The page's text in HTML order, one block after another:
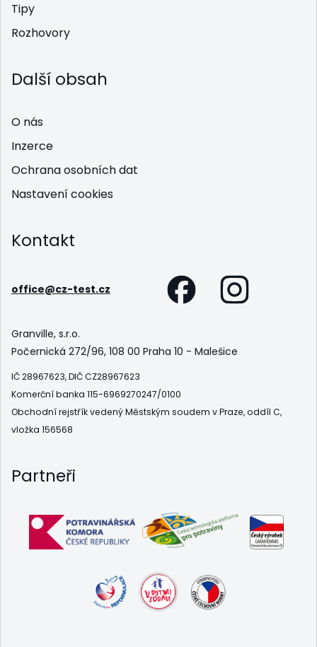
Tipy
Rozhovory
Další obsah
O nás
Inzerce
Ochrana osobních dat
Nastavení cookies
Kontakt
office@cz-test.cz
Granville, s.r.o.
Počernická 272/96, 108 00 Praha 10 - Malešice
IČ 28967623, DIČ CZ28967623
Komerční banka 115-6969270247/0100
Obchodní rejstřík vedený Městským soudem v Praze, oddíl C,
vložka 156568
Partneři